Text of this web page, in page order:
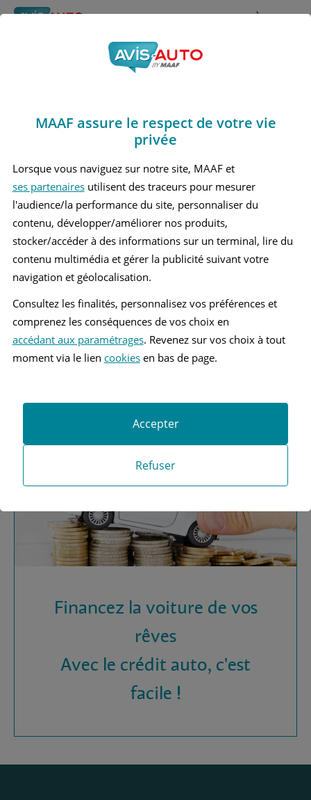
Rechercher À propos
Obtenir un devis d'assurance auto MAAF
Avis Mercedes benz Eqe
Marques>Mercedes benz > Eqe 350 plus
MERCEDES BENZ EQE 350 PLUS 1 BERLINE
Vous recherchez une
Obtenez vos devis MAAF
Financez la voiture de vos
rêves
Avec le crédit auto, c'est
facile !
MAAF assure le respect de votre vie
privée
Lorsque vous naviguez sur notre site, MAAF et
ses partenairesutilisent des traceurs pour mesurer
l'audience/la performance du site, personnaliser du
contenu, développer/améliorer nos produits,
stocker/accéder à des informations sur un terminal, lire du
contenu multimédia et gérer la publicité suivant votre
navigation et géolocalisation.
Consultez les finalités, personnalisez vos préférences et
comprenez les conséquences de vos choix en
accédant aux paramétrages. Revenez sur vos choix à tout
moment via le lien cookiesen bas de page.
Refuser
Accepter